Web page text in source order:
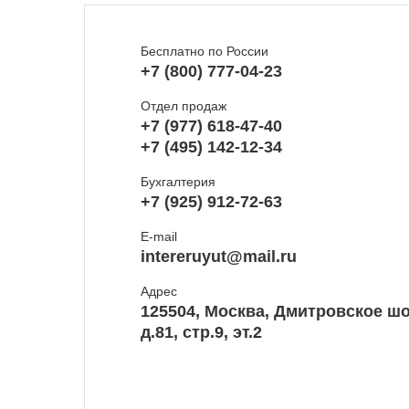
Бесплатно по России
+7 (800) 777-04-23
Отдел продаж
+7 (977) 618-47-40
+7 (495) 142-12-34
Бухгалтерия
+7 (925) 912-72-63
E-mail
intereruyut@mail.ru
Адрес
125504, Москва, Дмитровское
д.81, стр.9, эт.2